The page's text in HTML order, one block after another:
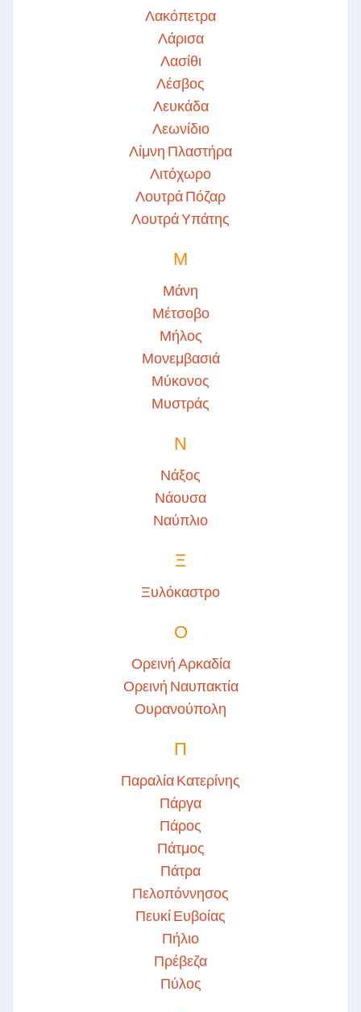
Λακόπετρα
Λάρισα
Λασίθι
Λέσβος
Λευκάδα
Λεωνίδιο
Λίμνη Πλαστήρα
Λιτόχωρο
Λουτρά Πόζαρ
Λουτρά Υπάτης
Μ
Μάνη
Μέτσοβο
Μήλος
Μονεμβασιά
Μύκονος
Μυστράς
Ν
Νάξος
Νάουσα
Ναύπλιο
Ξ
Ξυλόκαστρο
Ο
Ορεινή Αρκαδία
Ορεινή Ναυπακτία
Ουρανούπολη
Π
Παραλία Κατερίνης
Πάργα
Πάρος
Πάτμος
Πάτρα
Πελοπόννησος
Πευκί Ευβοίας
Πήλιο
Πρέβεζα
Πύλος